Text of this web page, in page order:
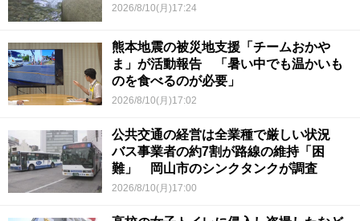
2026/8/10(月)17:24
熊本地震の被災地支援「チームおかや
ま」が活動報告 「暑い中でも温かいも
のを食べるのが必要」
2026/8/10(月)17:02
公共交通の経営は全業種で厳しい状況
バス事業者の約7割が路線の維持「困
難」 岡山市のシンクタンクが調査
2026/8/10(月)17:00